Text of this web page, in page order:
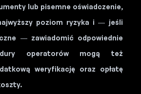
lub pisemne oświadczenie,
poziom ryzyka i — jeśli
— zawiadomić odpowiednie
operatorów mogą też
weryfikację oraz opłatę